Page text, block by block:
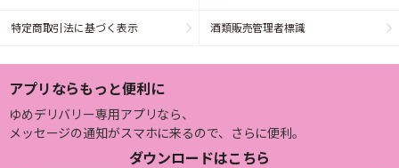
特定商取引法に基づく表示 酒類販売管理者標識
アプリならもっと便利に
ゆめデリバリー専用アプリなら、
メッセージの通知がスマホに来るので、さらに便利。
ダウンロードはこちら